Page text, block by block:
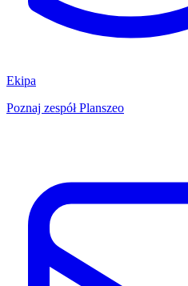
Ekipa
Poznaj zespół Planszeo